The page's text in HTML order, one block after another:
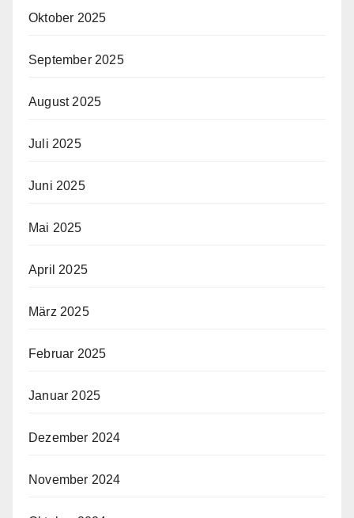
Oktober 2025
September 2025
August 2025
Juli 2025
Juni 2025
Mai 2025
April 2025
März 2025
Februar 2025
Januar 2025
Dezember 2024
November 2024